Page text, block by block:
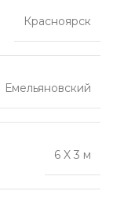
Красноярск
Емельяновский
6 X 3 м